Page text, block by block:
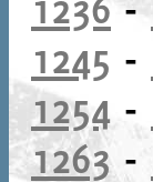
1245 -
1254 -
1263-